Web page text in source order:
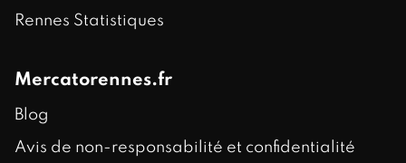
Rennes Statistiques
Mercatorennes.fr
Blog
Avis de non-responsabilité et confidentialité